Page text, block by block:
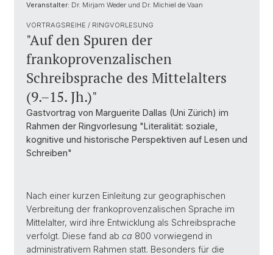
Veranstalter: Dr. Mirjam Weder und Dr. Michiel de Vaan
VORTRAGSREIHE / RINGVORLESUNG
"Auf den Spuren der
frankoprovenzalischen
Schreibsprache des Mittelalters
(9.–15. Jh.)"
Gastvortrag von Marguerite Dallas (Uni Zürich) im
Rahmen der Ringvorlesung "Literalität: soziale,
kognitive und historische Perspektiven auf Lesen und
Schreiben"
Nach einer kurzen Einleitung zur geographischen
Verbreitung der frankoprovenzalischen Sprache im
Mittelalter, wird ihre Entwicklung als Schreibsprache
verfolgt. Diese fand ab ca 800 vorwiegend in
administrativem Rahmen statt. Besonders für die